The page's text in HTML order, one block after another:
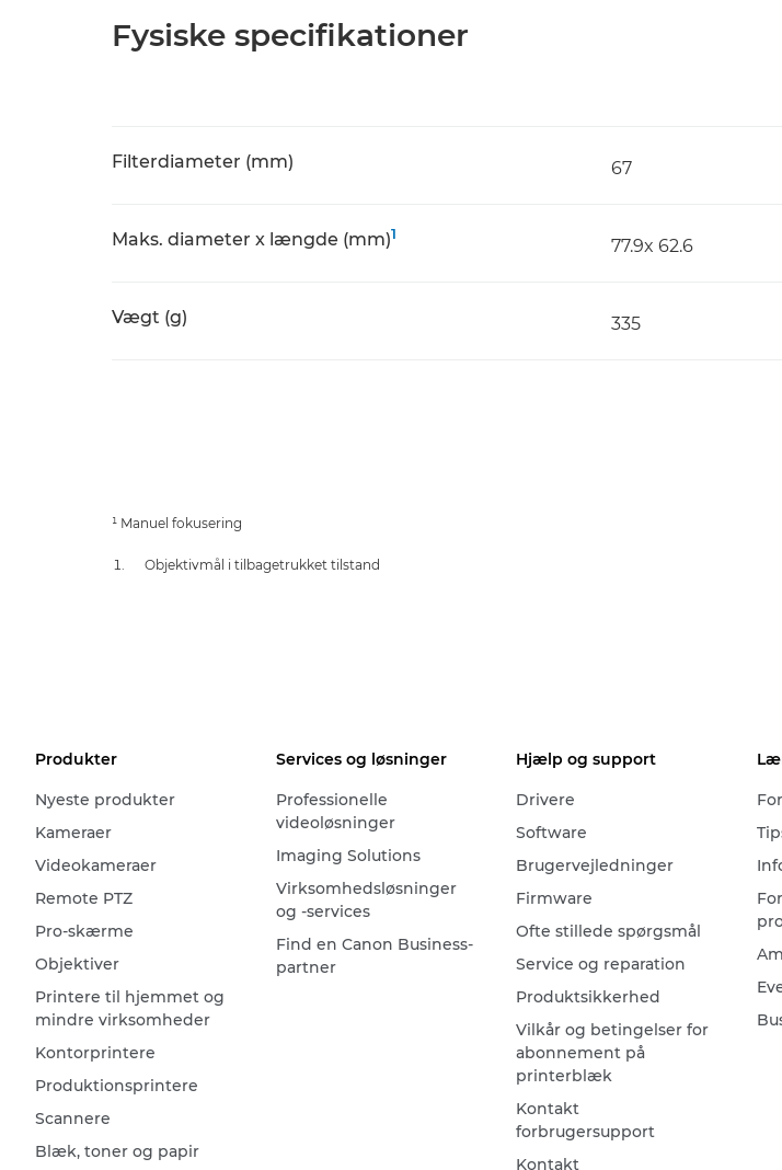
Fysiske specifikationer
Filterdiameter (mm) 67
Maks. diameter x længde (mm)1
77.9x 62.6
Vægt (g) 335
¹ Manuel fokusering
Objektivmål i tilbagetrukket tilstand
Produkter
Nyeste produkter
Kameraer
Videokameraer
Remote PTZ
Pro-skærme
Objektiver
Printere til hjemmet og
mindre virksomheder
Kontorprintere
Produktionsprintere
Scannere
Blæk, toner og papir
Services og løsninger
Professionelle
videoløsninger
Imaging Solutions
Virksomhedsløsninger
og -services
Find en Canon Business-
partner
Hjælp og support
Drivere
Software
Brugervejledninger
Firmware
Ofte stillede spørgsmål
Service og reparation
Produktsikkerhed
Vilkår og betingelser for
abonnement på
printerblæk
Kontakt
forbrugersupport
Kontakt